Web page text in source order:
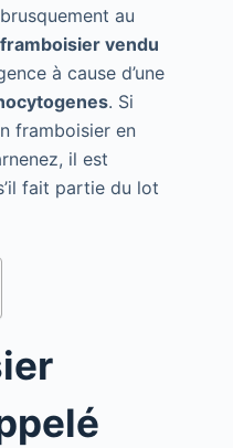
au
framboisier vendu
à cause d’une
. Si
framboisier en
il est
fait partie du lot